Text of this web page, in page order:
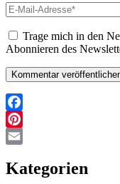
E-
Mail-
Adresse*
Trage mich in den
Abonnieren des
Facebook
Pinterest
Kategorien